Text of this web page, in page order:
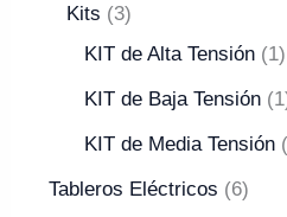
Kits
3
KIT de Alta Tensión
1
KIT de Baja Tensión 1
KIT de Media Tensión
Tableros Eléctricos
6